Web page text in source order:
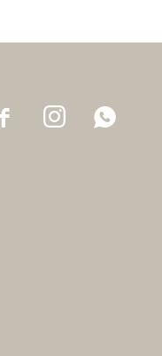
 